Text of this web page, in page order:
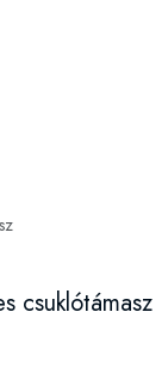
csuklótámasz